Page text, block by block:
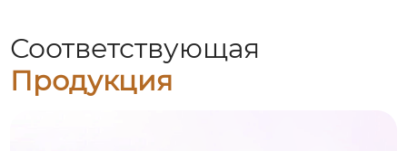
Соответствующая
Продукция